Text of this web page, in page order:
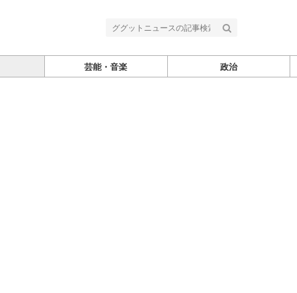
芸能・音楽 政治